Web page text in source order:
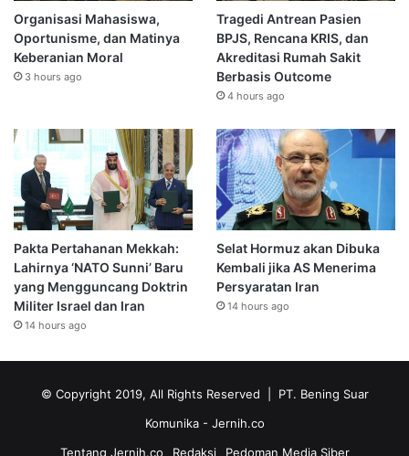
Organisasi Mahasiswa,
Oportunisme, dan Matinya
Keberanian Moral
3 hours ago
Tragedi Antrean Pasien
BPJS, Rencana KRIS, dan
Akreditasi Rumah Sakit
Berbasis Outcome
4 hours ago
Pakta Pertahanan Mekkah:
Lahirnya ‘NATO Sunni’ Baru
yang Mengguncang Doktrin
Militer Israel dan Iran
14 hours ago
Selat Hormuz akan Dibuka
Kembali jika AS Menerima
Persyaratan Iran
14 hours ago
© Copyright 2019, All Rights Reserved | PT. Bening Suar
Komunika - Jernih.co
Tentang Jernih.co
Redaksi Pedoman Media Siber